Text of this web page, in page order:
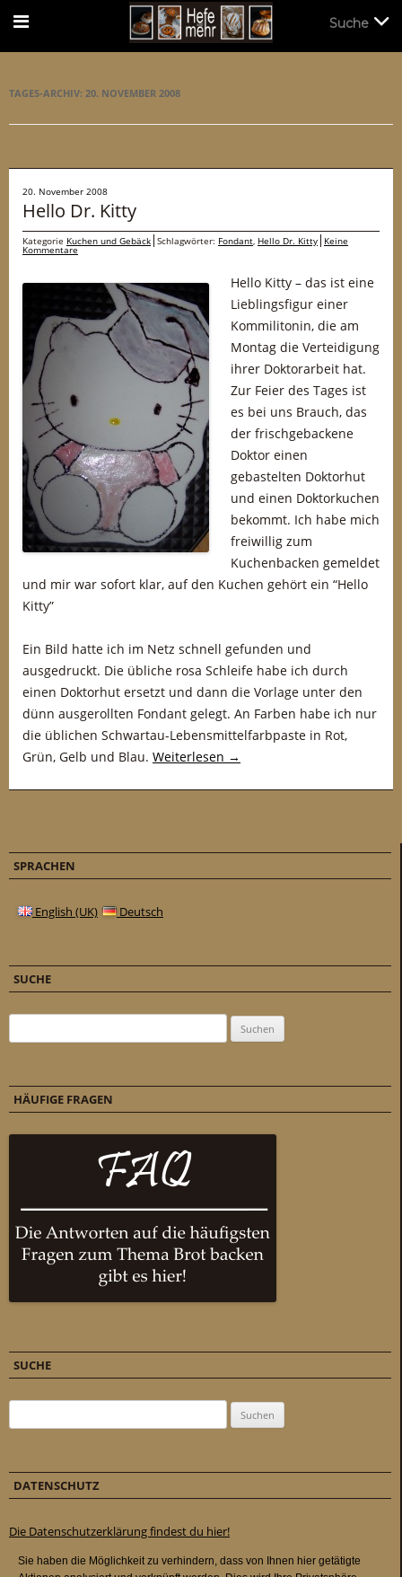
TAGES-ARCHIV: 20. NOVEMBER 2008
20. November 2008
Hello Dr. Kitty
Kategorie Kuchen und Gebäck Schlagwörter: Fondant, Hello Dr. Kitty Keine
Kommentare
Hello Kitty – das ist eine
Lieblingsfigur einer
Kommilitonin, die am
Montag die Verteidigung
ihrer Doktorarbeit hat.
Zur Feier des Tages ist
es bei uns Brauch, das
der frischgebackene
Doktor einen
gebastelten Doktorhut
und einen Doktorkuchen
bekommt. Ich habe mich
freiwillig zum
Kuchenbacken gemeldet
und mir war sofort klar, auf den Kuchen gehört ein “Hello
Kitty”
Ein Bild hatte ich im Netz schnell gefunden und
ausgedruckt. Die übliche rosa Schleife habe ich durch
einen Doktorhut ersetzt und dann die Vorlage unter den
dünn ausgerollten Fondant gelegt. An Farben habe ich nur
die üblichen Schwartau-Lebensmittelfarbpaste in Rot,
Grün, Gelb und Blau. Weiterlesen →
SPRACHEN
English (UK) Deutsch
SUCHE
HÄUFIGE FRAGEN
SUCHE
DATENSCHUTZ
Die Datenschutzerklärung findest du hier!
Suche
Suche